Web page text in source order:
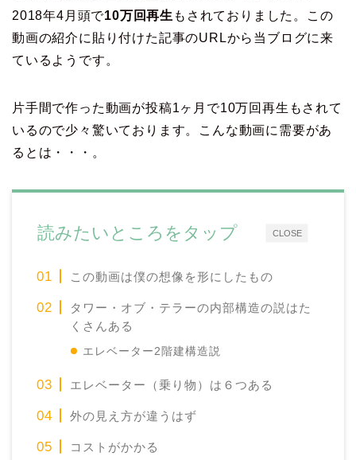
2018年4月頭で10万回再生 もされておりました。この
動画の紹介に貼り付けた記事のURLから当ブログに来
ているようです。
片手間で作った動画が投稿1ヶ月で10万回再生もされて
いるので少々驚いております。こんな動画に需要があ
るとは・・・。
CLOSE
読みたいところをタップ
この動画は僕の想像を形にしたもの
タワー・オブ・テラーの内部構造の説はた
くさんある
エレベーター2階建構造説
エレベーター（乗り物）は６つある
外の見え方が違うはず
コストがかかる